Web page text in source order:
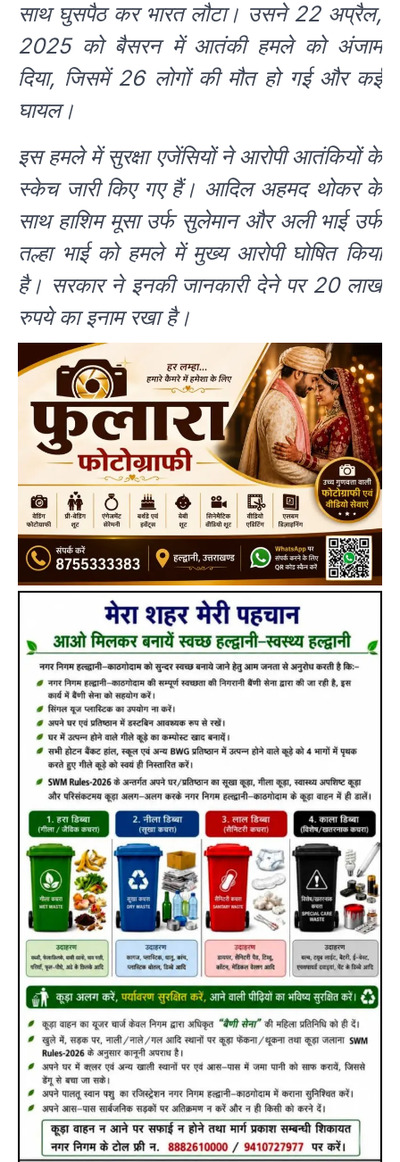
साथ घुसपैठ कर भारत लौटा। उसने 22 अप्रैल,
2025 को बैसरन में आतंकी हमले को अंजाम
दिया, जिसमें 26 लोगों की मौत हो गई और कई
घायल।
इस हमले में सुरक्षा एजेंसियों ने आरोपी आतंकियों के
स्केच जारी किए गए हैं। आदिल अहमद थोकर के
साथ हाशिम मूसा उर्फ सुलेमान और अली भाई उर्फ
तल्हा भाई को हमले में मुख्य आरोपी घोषित किया
है। सरकार ने इनकी जानकारी देने पर 20 लाख
रुपये का इनाम रखा है।